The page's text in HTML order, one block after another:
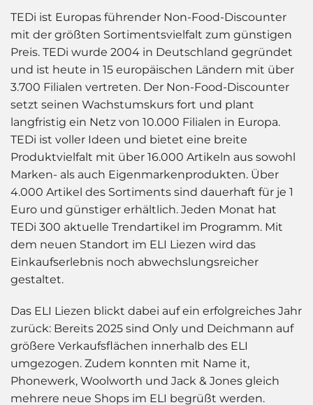
TEDi ist Europas führender Non-Food-Discounter
mit der größten Sortimentsvielfalt zum günstigen
Preis. TEDi wurde 2004 in Deutschland gegründet
und ist heute in 15 europäischen Ländern mit über
3.700 Filialen vertreten. Der Non-Food-Discounter
setzt seinen Wachstumskurs fort und plant
langfristig ein Netz von 10.000 Filialen in Europa.
TEDi ist voller Ideen und bietet eine breite
Produktvielfalt mit über 16.000 Artikeln aus sowohl
Marken- als auch Eigenmarkenprodukten. Über
4.000 Artikel des Sortiments sind dauerhaft für je 1
Euro und günstiger erhältlich. Jeden Monat hat
TEDi 300 aktuelle Trendartikel im Programm. Mit
dem neuen Standort im ELI Liezen wird das
Einkaufserlebnis noch abwechslungsreicher
gestaltet.
Das ELI Liezen blickt dabei auf ein erfolgreiches Jahr
zurück: Bereits 2025 sind Only und Deichmann auf
größere Verkaufsflächen innerhalb des ELI
umgezogen. Zudem konnten mit Name it,
Phonewerk, Woolworth und Jack & Jones gleich
mehrere neue Shops im ELI begrüßt werden.